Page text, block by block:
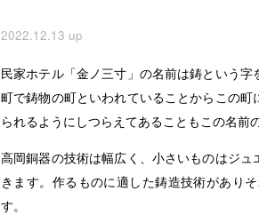
2022.12.13 up
民家ホテル「金ノ三寸」の名前は鋳という
町で鋳物の町といわれていることからこの
られるようにしつらえてあることもこの名前
高岡銅器の技術は幅広く、小さいものはジ
きます。作るものに適した鋳造技術があり
す。